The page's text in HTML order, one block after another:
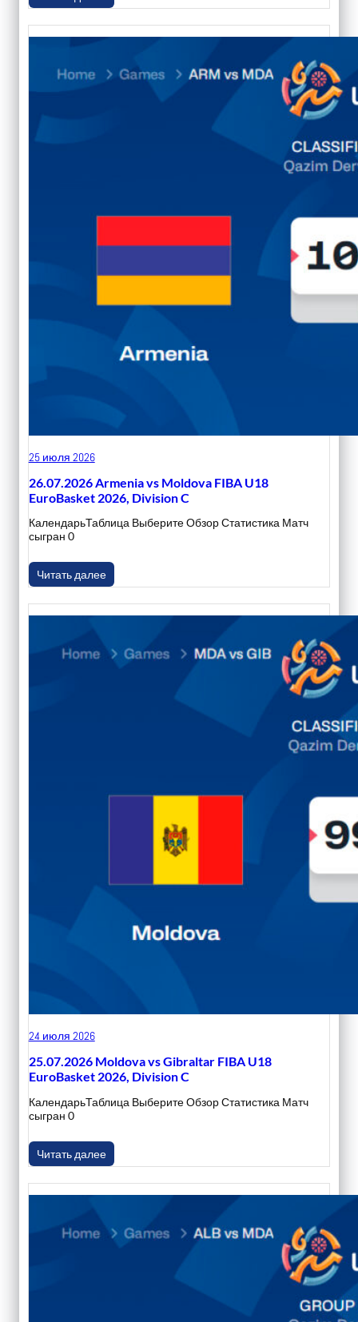
25 июля 2026
26.07.2026 Armenia vs Moldova FIBA U18
EuroBasket 2026, Division C
КалендарьТаблица Выберите Обзор Статистика Матч
сыгран 0
Читать далее
24 июля 2026
25.07.2026 Moldova vs Gibraltar FIBA U18
EuroBasket 2026, Division C
КалендарьТаблица Выберите Обзор Статистика Матч
сыгран 0
Читать далее